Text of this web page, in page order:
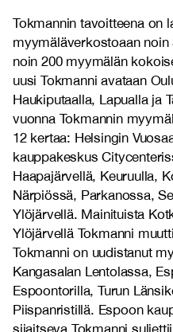
Tokmannin tavoitteena on
myymäläverkostoaan
noin 200 myymälän
uusi Tokmanni avataan
Haukiputaalla, Lapualla ja
vuonna Tokmannin
12 kertaa: Helsingin
kauppakeskus
Haapajärvellä, Keuruulla,
Närpiössä, Parkanossa,
Ylöjärvellä. Mainituista
Ylöjärvellä Tokmanni
Tokmanni on uudistanut
Kangasalan Lentolassa,
Espoontorilla, Turun
Piispanristillä. Espoon